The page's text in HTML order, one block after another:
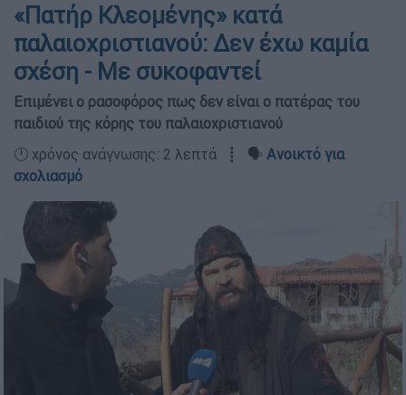
«Πατήρ Κλεομένης» κατά
παλαιοχριστιανού: Δεν έχω καμία
σχέση - Με συκοφαντεί
Επιμένει ο ρασοφόρος πως δεν είναι ο πατέρας του
παιδιού της κόρης του παλαιοχριστιανού
🕛 χρόνος ανάγνωσης: 2 λεπτά ┋ 🗣️ Ανοικτό για
σχολιασμό